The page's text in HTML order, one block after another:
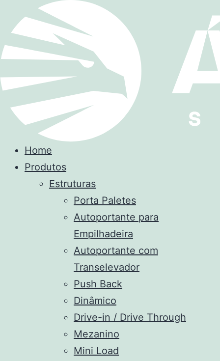
Home
Produtos
Estruturas
Porta Paletes
Autoportante para
Empilhadeira
Autoportante com
Transelevador
Push Back
Dinâmico
Drive-in / Drive Through
Mezanino
Mini Load